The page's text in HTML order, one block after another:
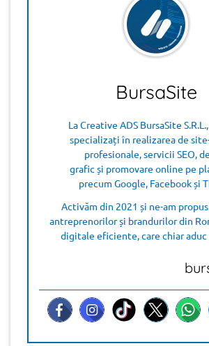
BursaSite
La Creative ADS BursaSite
specializați în realizarea de
profesionale, servicii SEO,
grafic și promovare online pe
precum Google, Facebook și
Activăm din 2021 și ne-am
antreprenorilor și brandurilor din
digitale eficiente, care chiar aduc